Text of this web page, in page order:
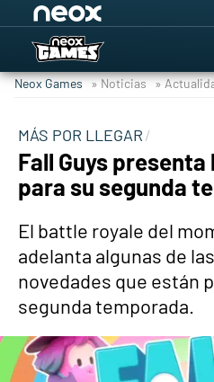
Hyrule
Hyrule
Neox Games » Noticias »
MÁS POR LLEGAR
Fall Guys
para su segunda
El battle royale del
adelanta algunas de
novedades que están
segunda temporada.